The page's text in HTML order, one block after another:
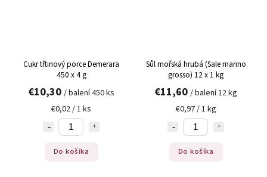
Cukr třtinový porce Demerara
450 x 4 g
€10,30 / balení 450 ks
€0,02 / 1 ks
Do košíka
Sůl mořská hrubá (Sale marino
grosso) 12 x 1 kg
€11,60 / balení 12 kg
€0,97 / 1 kg
Do košíka